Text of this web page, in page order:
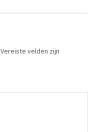
Vereiste velden zijn